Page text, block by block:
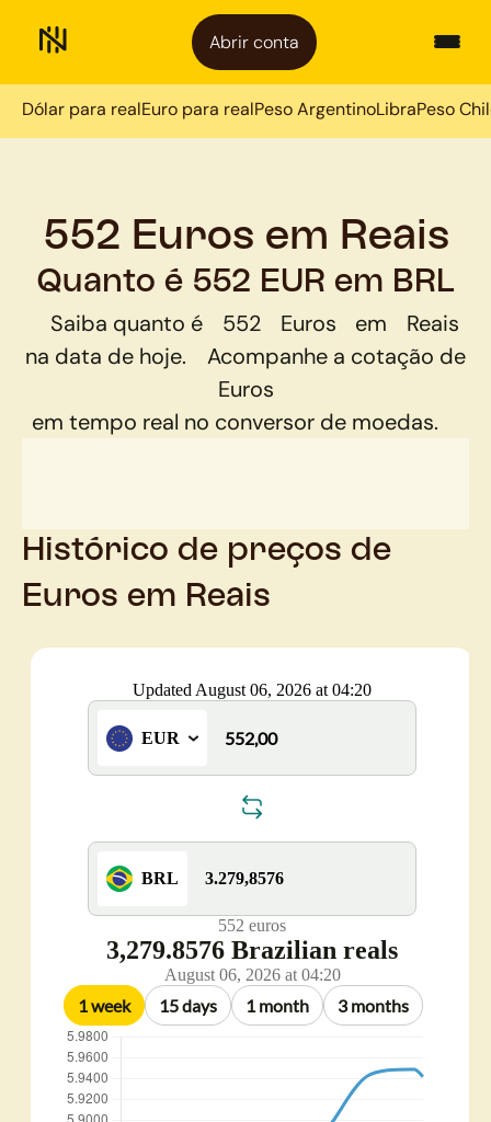
Abrir conta
Dólar para realEuro para realPeso ArgentinoLibraPeso
552 Euros em Reais
Quanto é 552 EUR em BRL
Saiba quanto é 552 Euros em
Reais
na data de hoje.
Acompanhe a cotação de
Euros
em tempo real no conversor de moedas.
Histórico de preços de
Euros em Reais